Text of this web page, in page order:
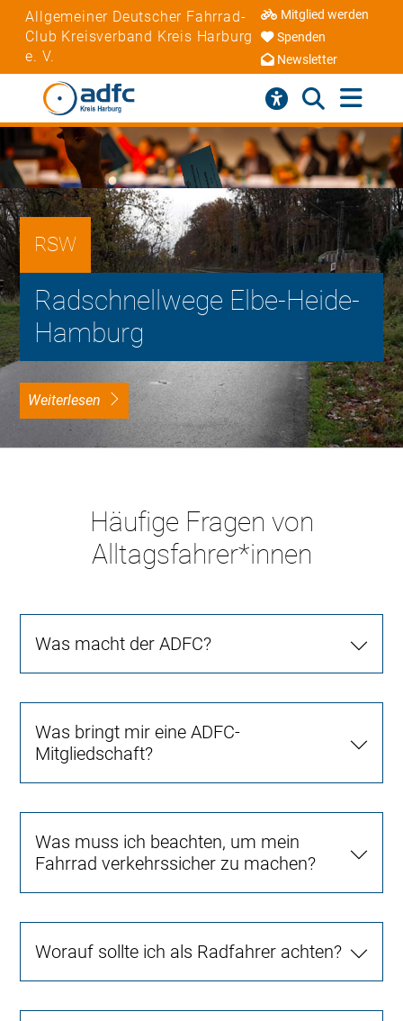
Allgemeiner Deutscher Fahrrad-
Club Kreisverband Kreis Harburg
e. V.
Mitglied werden
Spenden
Newsletter
RSW
Radschnellwege Elbe-Heide-
Hamburg
weiterlesen
Häufige Fragen von
Alltagsfahrer*innen
Was macht der ADFC?
Was bringt mir eine ADFC-
Mitgliedschaft?
Was muss ich beachten, um mein
Fahrrad verkehrssicher zu machen?
Worauf sollte ich als Radfahrer achten?